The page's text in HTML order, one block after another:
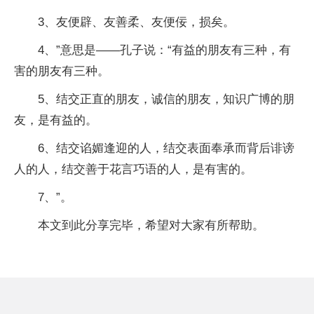
3、友便辟、友善柔、友便佞，损矣。
4、”意思是——孔子说：“有益的朋友有三种，有
害的朋友有三种。
5、结交正直的朋友，诚信的朋友，知识广博的朋
友，是有益的。
6、结交谄媚逢迎的人，结交表面奉承而背后诽谤
人的人，结交善于花言巧语的人，是有害的。
7、”。
本文到此分享完毕，希望对大家有所帮助。